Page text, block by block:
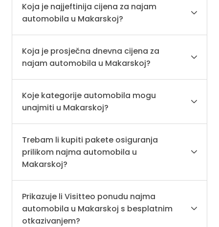
Koja je najjeftinija cijena za najam
automobila u Makarskoj?
Koja je prosječna dnevna cijena za
najam automobila u Makarskoj?
Koje kategorije automobila mogu
unajmiti u Makarskoj?
Trebam li kupiti pakete osiguranja
prilikom najma automobila u
Makarskoj?
Prikazuje li Visitteo ponudu najma
automobila u Makarskoj s besplatnim
otkazivanjem?